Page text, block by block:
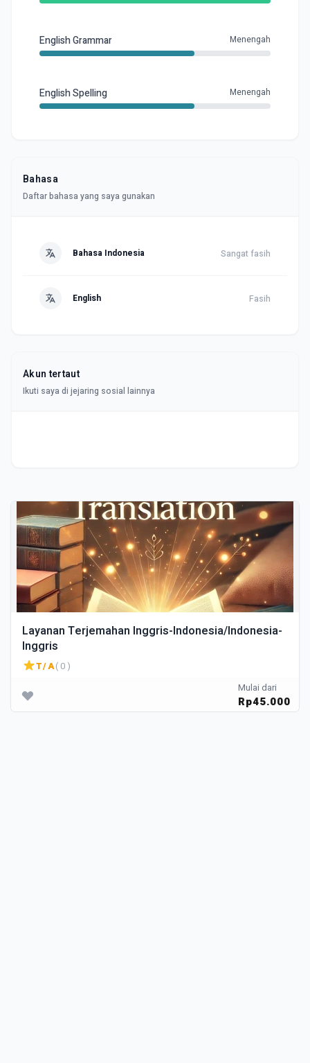
English Grammar Menengah
English Spelling Menengah
Bahasa
Daftar bahasa yang saya gunakan
Bahasa Indonesia Sangat fasih
English Fasih
Akun tertaut
Ikuti saya di jejaring sosial lainnya
Layanan Terjemahan Inggris-Indonesia/Indonesia-
Inggris
T/A( 0 )
Mulai dari
Rp45.000